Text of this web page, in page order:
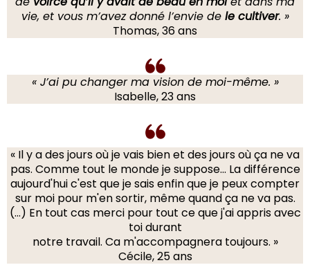
vie, et vous m’avez donné l’envie de le cultiver. »
Thomas, 36 ans
« J’ai pu changer ma vision de moi-même. »
Isabelle, 23 ans
« Il y a des jours où je vais bien et des jours où ça ne va
pas. Comme tout le monde je suppose... La différence
aujourd'hui c'est que je sais enfin que je peux compter
sur moi pour m'en sortir, même quand ça ne va pas.
(…) En tout cas merci pour tout ce que j'ai appris avec
toi durant
notre travail. Ca m'accompagnera toujours. »
Cécile, 25 ans